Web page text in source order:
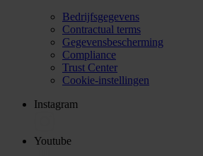
Bedrijfsgegevens
Contractual terms
Gegevensbescherming
Compliance
Trust Center
Cookie-instellingen
Instagram
Youtube